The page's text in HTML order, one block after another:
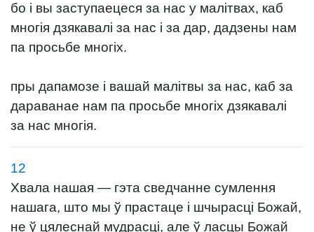
бо і вы заступаецеся за нас у малітвах, каб
многія дзякавалі за нас і за дар, дадзены нам
па просьбе многіх.
пры дапамозе і вашай малітвы за нас, каб за
дараванае нам па просьбе многіх дзякавалі
за нас многія.
12
Хвала нашая — гэта сведчанне сумлення
нашага, што мы ў прастаце і шчырасці Божай,
не ў цялеснай мудрасці, але ў ласцы Божай